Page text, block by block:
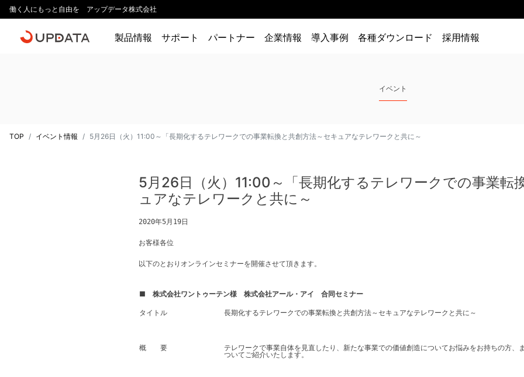
働く人にもっと自由を アップデータ株式会社
製品情報 サポート パートナー 企業情報 導入事例 各種ダウンロード 採用情報
イベント
TOP イベント情報 5月26日（火）11:00～「長期化するテレワークでの事業転換と共創方法～セキュアなテレワークと共に～
5月26日（火）11:00～「長期化するテレワークでの事業転
ュアなテレワークと共に～
2020年5月19日
お客様各位
以下のとおりオンラインセミナーを開催させて頂きます。
■ 株式会社ワントゥーテン様 株式会社アール・アイ 合同セミナー
タイトル 長期化するテレワークでの事業転換と共創方法～セキュアなテレワークと共に～
概 要
テレワークで事業自体を見直したり、新たな事業での価値創造についてお悩みをお持ちの方、
ついてご紹介いたします。